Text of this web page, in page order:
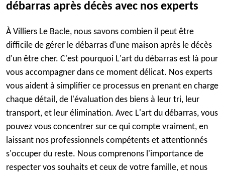
débarras après décès avec nos experts
À Villiers Le Bacle, nous savons combien il peut être
difficile de gérer le débarras d'une maison après le décès
d'un être cher. C'est pourquoi L'art du débarras est là pour
vous accompagner dans ce moment délicat. Nos experts
vous aident à simplifier ce processus en prenant en charge
chaque détail, de l'évaluation des biens à leur tri, leur
transport, et leur élimination. Avec L'art du débarras, vous
pouvez vous concentrer sur ce qui compte vraiment, en
laissant nos professionnels compétents et attentionnés
s'occuper du reste. Nous comprenons l'importance de
respecter vos souhaits et ceux de votre famille, et nous